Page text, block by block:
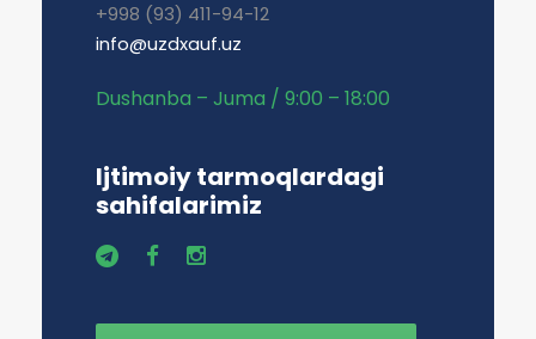
+998 (93) 411-94-12
info@uzdxauf.uz
Dushanba – Juma / 9:00 – 18:00
Ijtimoiy tarmoqlardagi
sahifalarimiz